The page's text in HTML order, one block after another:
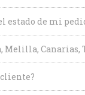
estado de mi
Melilla,